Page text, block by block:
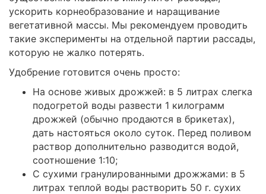
ускорить корнеобразование и наращивание
вегетативной массы. Мы рекомендуем проводить
такие эксперименты на отдельной партии рассады,
которую не жалко потерять.
Удобрение готовится очень просто:
На основе живых дрожжей: в 5 литрах слегка
подогретой воды развести 1 килограмм
дрожжей (обычно продаются в брикетах),
дать настояться около суток. Перед поливом
раствор дополнительно разводится водой,
соотношение 1:10;
С сухими гранулированными дрожжами: в 5
литрах теплой воды растворить 50 г. сухих